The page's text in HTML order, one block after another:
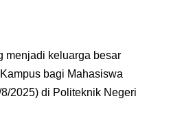
menjadi keluarga besar
bagi Mahasiswa
2025) di Politeknik Negeri